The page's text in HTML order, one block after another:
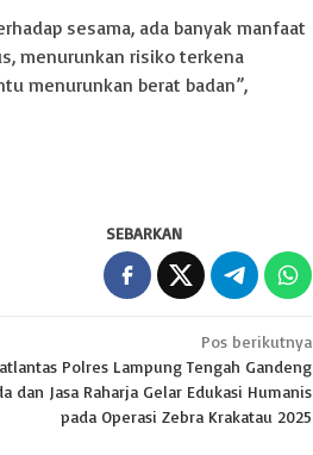
sesama, ada banyak manfaat
menurunkan risiko terkena
menurunkan berat badan”,
SEBARKAN
Pos berikutnya
Polres Lampung Tengah Gandeng
dan Jasa Raharja Gelar Edukasi Humanis
pada Operasi Zebra Krakatau 2025